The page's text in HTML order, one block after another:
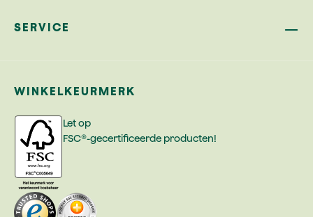
SERVICE
WINKELKEURMERK
Let op
FSC®-gecertificeerde producten!